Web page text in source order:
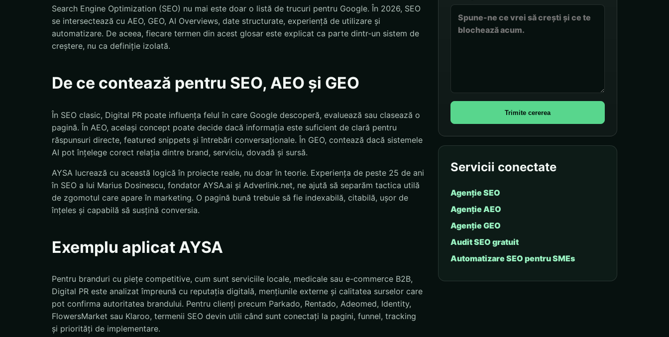
Search Engine Optimization (SEO) nu mai este doar o listă de trucuri pentru Google. În 2026, SEO
se intersectează cu AEO, GEO, AI Overviews, date structurate, experiență de utilizare și
automatizare. De aceea, fiecare termen din acest glosar este explicat ca parte dintr-un sistem de
creștere, nu ca definiție izolată.
De ce contează pentru SEO, AEO și GEO
În SEO clasic, Digital PR poate influența felul în care Google descoperă, evaluează sau clasează o
pagină. În AEO, același concept poate decide dacă informația este suficient de clară pentru
răspunsuri directe, featured snippets și întrebări conversaționale. În GEO, contează dacă sistemele
AI pot înțelege corect relația dintre brand, serviciu, dovadă și sursă.
AYSA lucrează cu această logică în proiecte reale, nu doar în teorie. Experiența de peste 25 de ani
în SEO a lui Marius Dosinescu, fondator AYSA.ai și Adverlink.net, ne ajută să separăm tactica utilă
de zgomotul care apare în marketing. O pagină bună trebuie să fie indexabilă, citabilă, ușor de
înțeles și capabilă să susțină conversia.
Exemplu aplicat AYSA
Pentru branduri cu piețe competitive, cum sunt serviciile locale, medicale sau e-commerce B2B,
Digital PR este analizat împreună cu reputația digitală, mențiunile externe și calitatea surselor care
pot confirma autoritatea brandului. Pentru clienți precum Parkado, Rentado, Adeomed, Identity,
FlowersMarket sau Klaroo, termenii SEO devin utili când sunt conectați la pagini, funnel, tracking
și priorități de implementare.
Trimite cererea
Servicii conectate
Agenție SEO
Agenție AEO
Agenție GEO
Audit SEO gratuit
Automatizare SEO pentru SMEs